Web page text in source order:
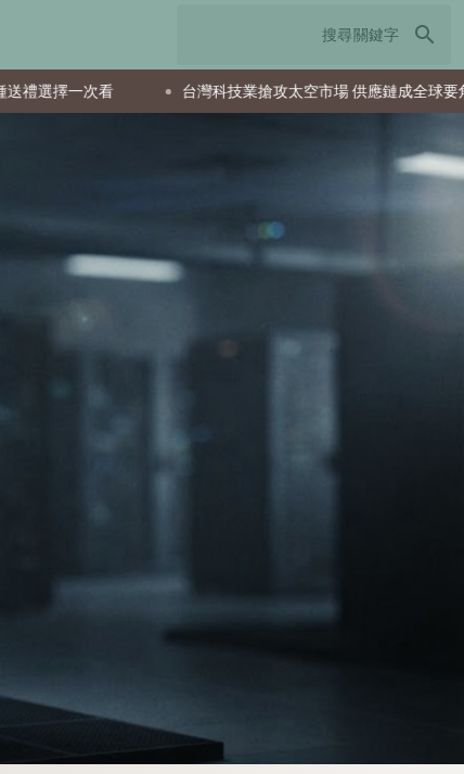
search
台灣科技業搶攻太空市場 供應鏈成全球要角新星